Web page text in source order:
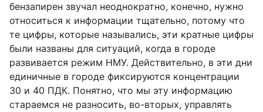
бензапирен звучал неоднократно, конечно, нужно
относиться к информации тщательно, потому что
те цифры, которые назывались, эти кратные цифры
были названы для ситуаций, когда в городе
развивается режим НМУ. Действительно, в эти дни
единичные в городе фиксируются концентрации
30 и 40 ПДК. Понятно, что мы эту информацию
стараемся не разносить, во-вторых, управлять